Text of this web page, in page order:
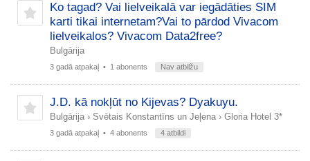
Ko tagad? Vai lielveikalā var iegādāties SIM
karti tikai internetam?Vai to pārdod Vivacom
lielveikalos? Vivacom Data2free?
Bulgārija
3 gadā atpakaļ • 1 abonents Nav atbilžu
J.D. kā nokļūt no Kijevas? Dyakuyu.
Bulgārija › Svētais Konstantīns un Jeļena › Gloria Hotel 3*
3 gadā atpakaļ • 4 abonents 4 atbildi